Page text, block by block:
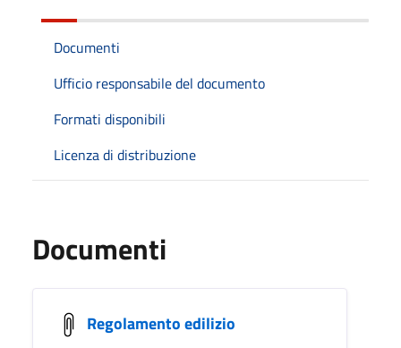
Documenti
Ufficio responsabile del documento
Formati disponibili
Licenza di distribuzione
Documenti
Regolamento edilizio